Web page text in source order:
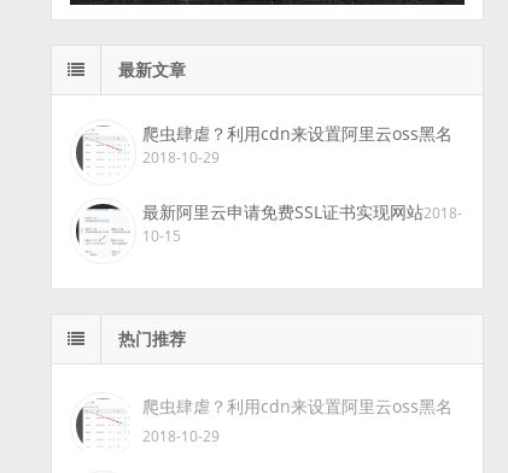
最新文章
爬虫肆虐？利用cdn来设置阿里云oss黑名
2018-10-29
最新阿里云申请免费SSL证书实现网站2018-
10-15
热门推荐
爬虫肆虐？利用cdn来设置阿里云oss黑名
2018-10-29